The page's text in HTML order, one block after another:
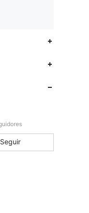
Seguir